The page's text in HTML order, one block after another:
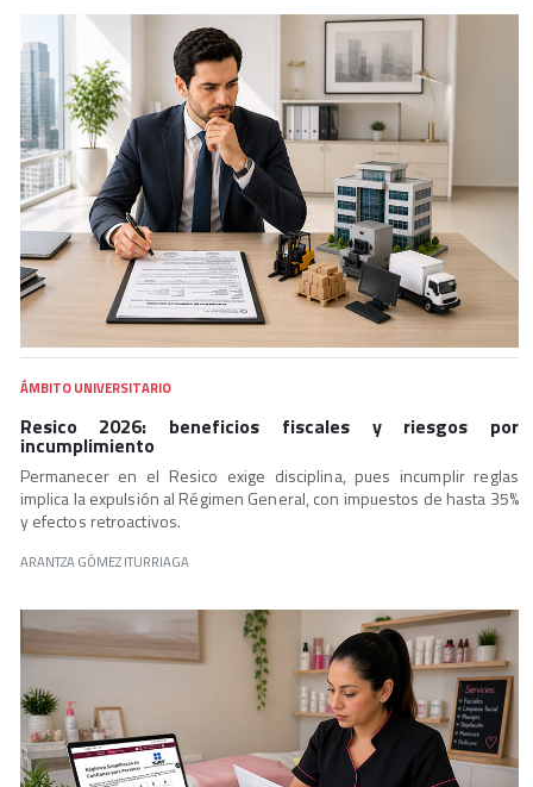
ÁMBITO UNIVERSITARIO
Resico 2026: beneficios fiscales y riesgos por
incumplimiento
Permanecer en el Resico exige disciplina, pues incumplir reglas
implica la expulsión al Régimen General, con impuestos de hasta 35%
y efectos retroactivos.
ARANTZA GÓMEZ ITURRIAGA